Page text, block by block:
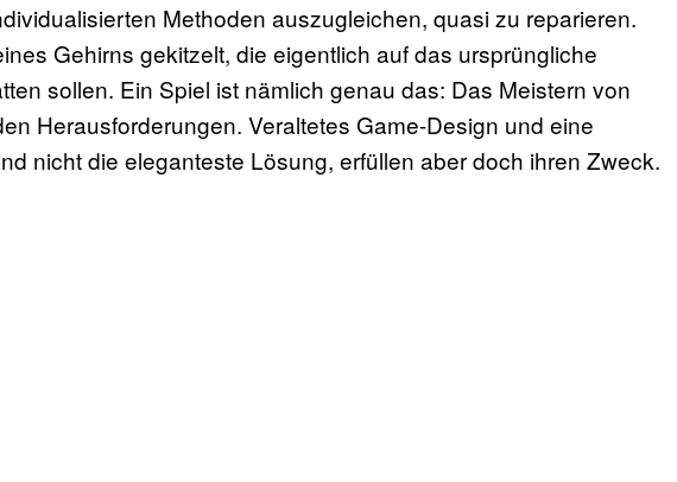
Methoden auszugleichen, quasi zu reparieren.
Gehirns gekitzelt, die eigentlich auf das ursprüngliche
sollen. Ein Spiel ist nämlich genau das: Das Meistern von
Herausforderungen. Veraltetes Game-Design und eine
nicht die eleganteste Lösung, erfüllen aber doch ihren Zweck.